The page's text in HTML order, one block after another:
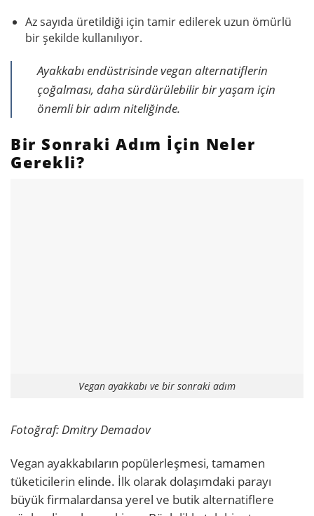
Az sayıda üretildiği için tamir edilerek uzun ömürlü
bir şekilde kullanılıyor.
Ayakkabı endüstrisinde vegan alternatiflerin
çoğalması, daha sürdürülebilir bir yaşam için
önemli bir adım niteliğinde.
Bir Sonraki Adım İçin Neler
Gerekli?
Vegan ayakkabı ve bir sonraki adım
Fotoğraf: Dmitry Demadov
Vegan ayakkabıların popülerleşmesi, tamamen
tüketicilerin elinde. İlk olarak dolaşımdaki parayı
büyük firmalardansa yerel ve butik alternatiflere